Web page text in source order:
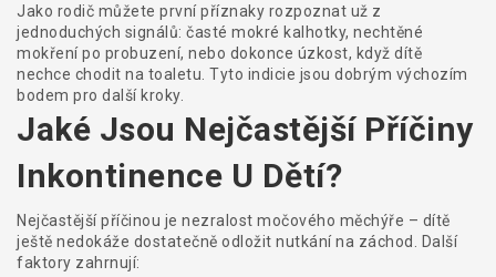
Jako rodič můžete první příznaky rozpoznat už z
jednoduchých signálů: časté mokré kalhotky, nechtěné
mokření po probuzení, nebo dokonce úzkost, když dítě
nechce chodit na toaletu. Tyto indicie jsou dobrým výchozím
bodem pro další kroky.
Jaké Jsou Nejčastější Příčiny
Inkontinence U Dětí?
Nejčastější příčinou je nezralost močového měchýře – dítě
ještě nedokáže dostatečně odložit nutkání na záchod. Další
faktory zahrnují: